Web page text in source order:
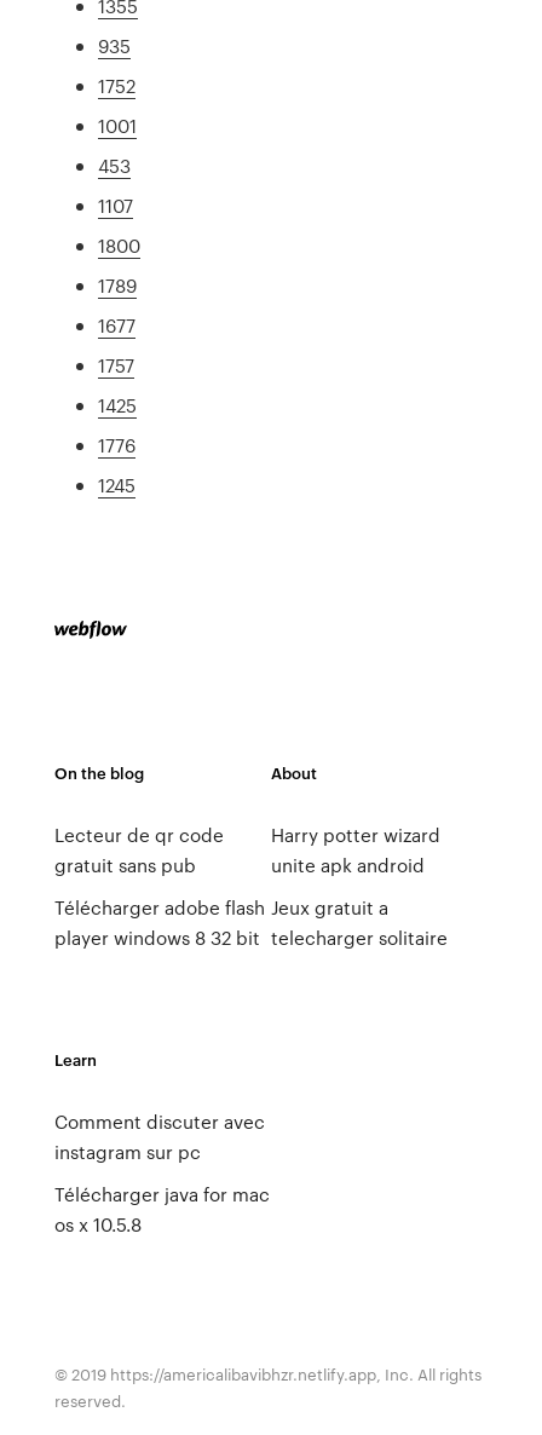
1355
935
1752
1001
453
1107
1800
1789
1677
1757
1425
1776
1245
On the blog
Lecteur de qr code
gratuit sans pub
Télécharger adobe flash
player windows 8 32 bit
About
Harry potter wizard
unite apk android
Jeux gratuit a
telecharger solitaire
Learn
Comment discuter avec
instagram sur pc
Télécharger java for mac
os x 10.5.8
© 2019 https://americalibavibhzr.netlify.app, Inc. All rights
reserved.